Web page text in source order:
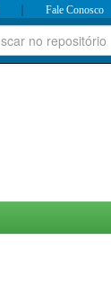
| Fale Conosco